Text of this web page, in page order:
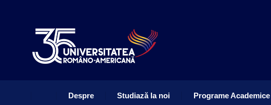
Despre Studiază la noi Programe Academice